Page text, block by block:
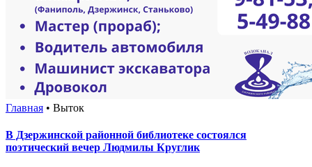
Главная • Выток
В Дзержинской районной библиотеке состоялся
поэтический вечер Людмилы Круглик